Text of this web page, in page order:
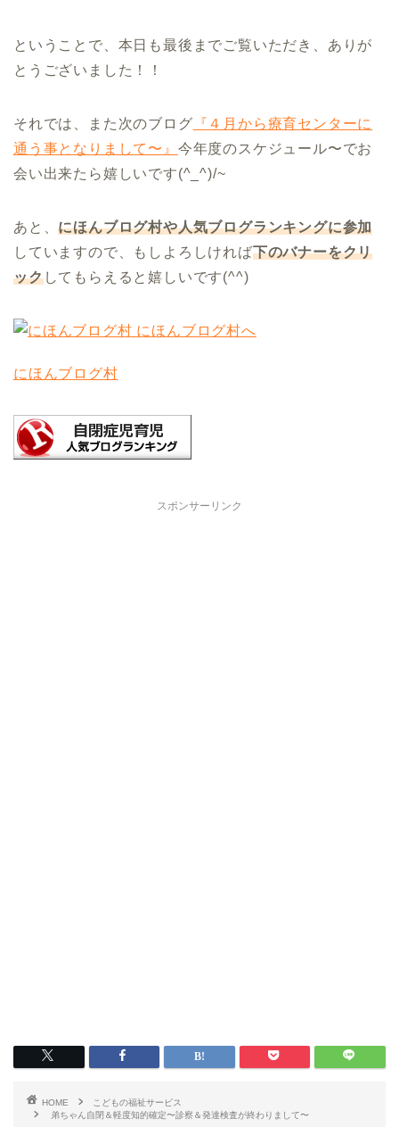
ということで、本日も最後までご覧いただき、ありが
とうございました！！
それでは、また次のブログ 『４月から療育センターに
通う事となりまして〜』 今年度のスケジュール〜でお
会い出来たら嬉しいです(^_^)/~
あと、にほんブログ村や人気ブログランキングに参加
していますので、もしよろしければ下のバナーをクリ
ックしてもらえると嬉しいです(^^)
にほんブログ村
スポンサーリンク
HOME
こどもの福祉サービス
弟ちゃん自閉＆軽度知的確定〜診察＆発達検査が終わりまして〜